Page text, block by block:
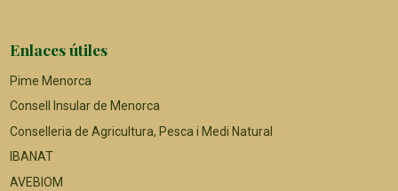
Enlaces útiles
Pime Menorca
Consell Insular de Menorca
Conselleria de Agricultura, Pesca i Medi Natural
IBANAT
AVEBIOM